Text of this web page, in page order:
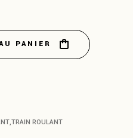
bras de suspension avant pour
PANIER
,TRAIN ROULANT